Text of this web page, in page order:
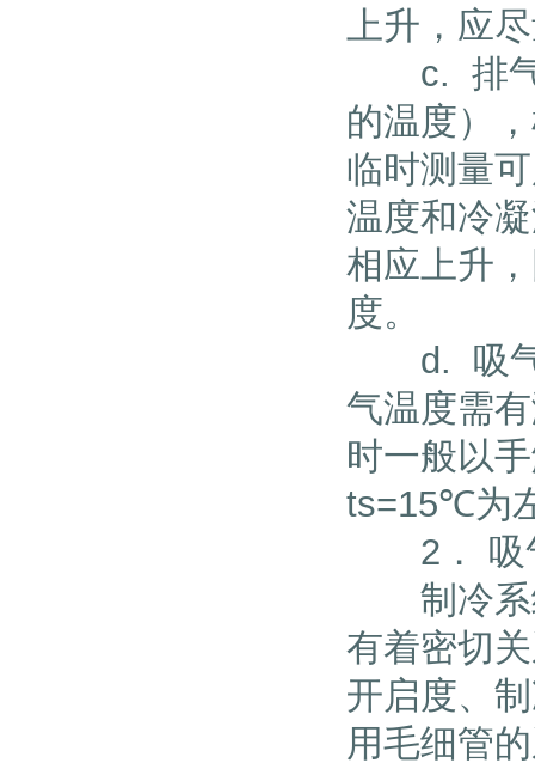
上升，应
c. 排气
的温度）
临时测量
温度和冷
相应上升
度。
d. 吸气
气温度需
时一般以
ts=15℃为
2． 吸气
制冷系统
有着密切
开启度、
用毛细管